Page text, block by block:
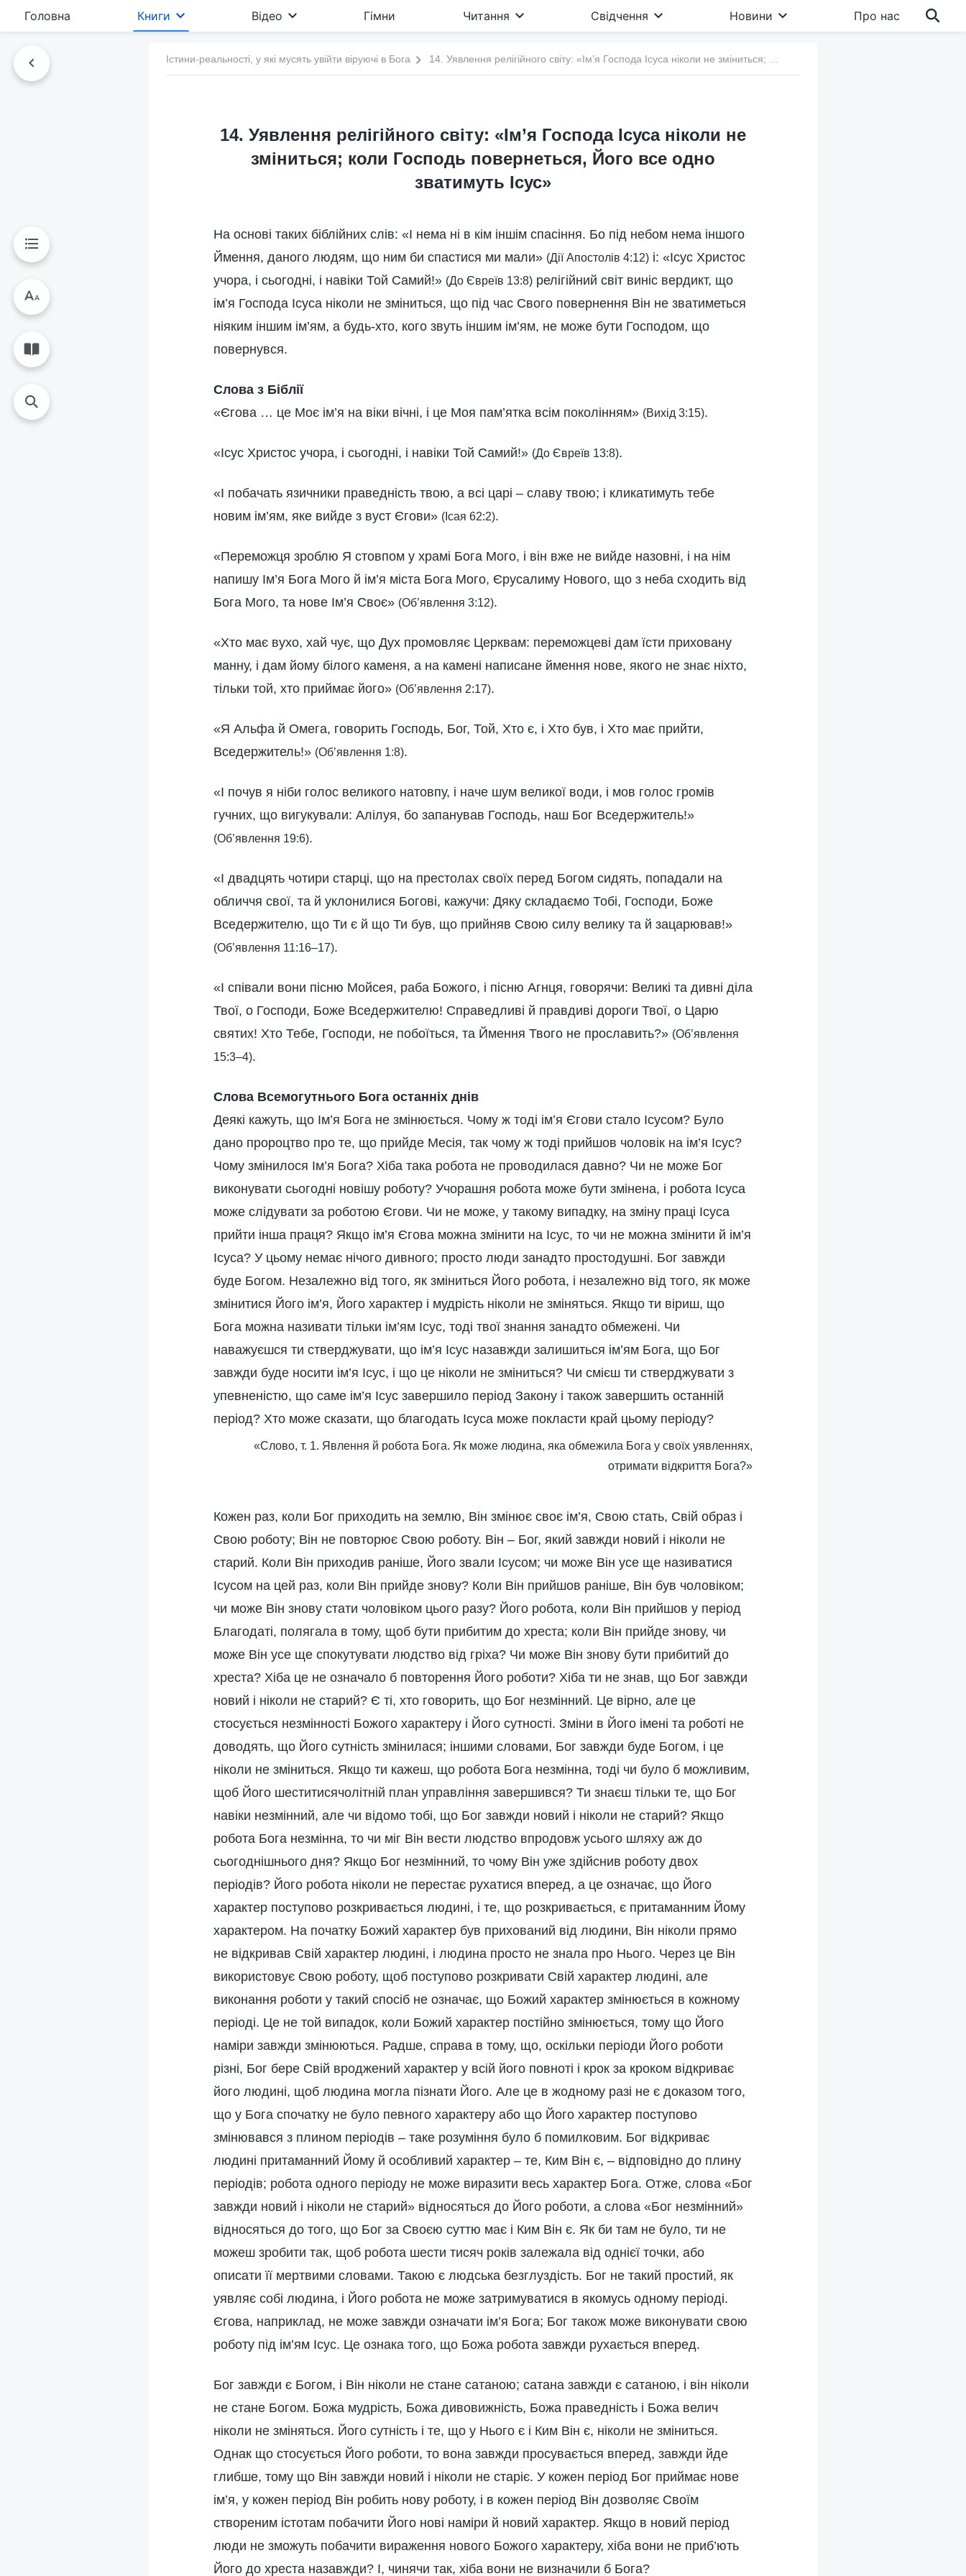
Головна Книги Відео Гімни Читання Свідчення Новини Про нас
Істини-реальності, у які мусять увійти віруючі в Бога
14. Уявлення релігійного світу: «Ім’я Господа Ісуса ніколи не
зміниться; коли Господь повернеться, Його все одно
зватимуть Ісус»
На основі таких біблійних слів: «І нема ні в кім іншім спасіння. Бо під небом нема іншого
Ймення, даного людям, що ним би спастися ми мали» (Дії Апостолів 4:12) і: «Ісус Христос
учора, і сьогодні, і навіки Той Самий!» (До Євреїв 13:8) релігійний світ виніс вердикт, що
ім’я Господа Ісуса ніколи не зміниться, що під час Свого повернення Він не зватиметься
ніяким іншим ім’ям, а будь-хто, кого звуть іншим ім’ям, не може бути Господом, що
повернувся.
Слова з Біблії
«Єгова … це Моє ім’я на віки вічні, і це Моя пам’ятка всім поколінням» (Вихід 3:15).
«Ісус Христос учора, і сьогодні, і навіки Той Самий!» (До Євреїв 13:8).
«І побачать язичники праведність твою, а всі царі – славу твою; і кликатимуть тебе
новим ім’ям, яке вийде з вуст Єгови» (Ісая 62:2).
«Переможця зроблю Я стовпом у храмі Бога Мого, і він вже не вийде назовні, і на нім
напишу Ім’я Бога Мого й ім’я міста Бога Мого, Єрусалиму Нового, що з неба сходить від
Бога Мого, та нове Ім’я Своє» (Об’явлення 3:12).
«Хто має вухо, хай чує, що Дух промовляє Церквам: переможцеві дам їсти приховану
манну, і дам йому білого каменя, а на камені написане ймення нове, якого не знає ніхто,
тільки той, хто приймає його» (Об’явлення 2:17).
«Я Альфа й Омега, говорить Господь, Бог, Той, Хто є, і Хто був, і Хто має прийти,
Вседержитель!» (Об’явлення 1:8).
«І почув я ніби голос великого натовпу, і наче шум великої води, і мов голос громів
гучних, що вигукували: Алілуя, бо запанував Господь, наш Бог Вседержитель!»
(Об’явлення 19:6).
«І двадцять чотири старці, що на престолах своїх перед Богом сидять, попадали на
обличчя свої, та й уклонилися Богові, кажучи: Дяку складаємо Тобі, Господи, Боже
Вседержителю, що Ти є й що Ти був, що прийняв Свою силу велику та й зацарював!»
(Об’явлення 11:16–17).
«І співали вони пісню Мойсея, раба Божого, і пісню Агнця, говорячи: Великі та дивні діла
Твої, о Господи, Боже Вседержителю! Справедливі й правдиві дороги Твої, о Царю
святих! Хто Тебе, Господи, не побоїться, та Ймення Твого не прославить?» (Об’явлення
15:3–4).
Слова Всемогутнього Бога останніх днів
Деякі кажуть, що Ім’я Бога не змінюється. Чому ж тоді ім’я Єгови стало Ісусом? Було
дано пророцтво про те, що прийде Месія, так чому ж тоді прийшов чоловік на ім’я Ісус?
Чому змінилося Ім’я Бога? Хіба така робота не проводилася давно? Чи не може Бог
виконувати сьогодні новішу роботу? Учорашня робота може бути змінена, і робота Ісуса
може слідувати за роботою Єгови. Чи не може, у такому випадку, на зміну праці Ісуса
прийти інша праця? Якщо ім’я Єгова можна змінити на Ісус, то чи не можна змінити й ім’я
Ісуса? У цьому немає нічого дивного; просто люди занадто простодушні. Бог завжди
буде Богом. Незалежно від того, як зміниться Його робота, і незалежно від того, як може
змінитися Його ім’я, Його характер і мудрість ніколи не зміняться. Якщо ти віриш, що
Бога можна називати тільки ім’ям Ісус, тоді твої знання занадто обмежені. Чи
наважуєшся ти стверджувати, що ім’я Ісус назавжди залишиться ім’ям Бога, що Бог
завжди буде носити ім’я Ісус, і що це ніколи не зміниться? Чи смієш ти стверджувати з
упевненістю, що саме ім’я Ісус завершило період Закону і також завершить останній
період? Хто може сказати, що благодать Ісуса може покласти край цьому періоду?
«Слово, т. 1. Явлення й робота Бога. Як може людина, яка обмежила Бога у своїх уявленнях,
отримати відкриття Бога?»
Кожен раз, коли Бог приходить на землю, Він змінює своє ім’я, Свою стать, Свій образ і
Свою роботу; Він не повторює Свою роботу. Він – Бог, який завжди новий і ніколи не
старий. Коли Він приходив раніше, Його звали Ісусом; чи може Він усе ще називатися
Ісусом на цей раз, коли Він прийде знову? Коли Він прийшов раніше, Він був чоловіком;
чи може Він знову стати чоловіком цього разу? Його робота, коли Він прийшов у період
Благодаті, полягала в тому, щоб бути прибитим до хреста; коли Він прийде знову, чи
може Він усе ще спокутувати людство від гріха? Чи може Він знову бути прибитий до
хреста? Хіба це не означало б повторення Його роботи? Хіба ти не знав, що Бог завжди
новий і ніколи не старий? Є ті, хто говорить, що Бог незмінний. Це вірно, але це
стосується незмінності Божого характеру і Його сутності. Зміни в Його імені та роботі не
доводять, що Його сутність змінилася; іншими словами, Бог завжди буде Богом, і це
ніколи не зміниться. Якщо ти кажеш, що робота Бога незмінна, тоді чи було б можливим,
щоб Його шеститисячолітній план управління завершився? Ти знаєш тільки те, що Бог
навіки незмінний, але чи відомо тобі, що Бог завжди новий і ніколи не старий? Якщо
робота Бога незмінна, то чи міг Він вести людство впродовж усього шляху аж до
сьогоднішнього дня? Якщо Бог незмінний, то чому Він уже здійснив роботу двох
періодів? Його робота ніколи не перестає рухатися вперед, а це означає, що Його
характер поступово розкривається людині, і те, що розкривається, є притаманним Йому
характером. На початку Божий характер був прихований від людини, Він ніколи прямо
не відкривав Свій характер людині, і людина просто не знала про Нього. Через це Він
використовує Свою роботу, щоб поступово розкривати Свій характер людині, але
виконання роботи у такий спосіб не означає, що Божий характер змінюється в кожному
періоді. Це не той випадок, коли Божий характер постійно змінюється, тому що Його
наміри завжди змінюються. Радше, справа в тому, що, оскільки періоди Його роботи
різні, Бог бере Свій вроджений характер у всій його повноті і крок за кроком відкриває
його людині, щоб людина могла пізнати Його. Але це в жодному разі не є доказом того,
що у Бога спочатку не було певного характеру або що Його характер поступово
змінювався з плином періодів – таке розуміння було б помилковим. Бог відкриває
людині притаманний Йому й особливий характер – те, Ким Він є, – відповідно до плину
періодів; робота одного періоду не може виразити весь характер Бога. Отже, слова «Бог
завжди новий і ніколи не старий» відносяться до Його роботи, а слова «Бог незмінний»
відносяться до того, що Бог за Своєю суттю має і Ким Він є. Як би там не було, ти не
можеш зробити так, щоб робота шести тисяч років залежала від однієї точки, або
описати її мертвими словами. Такою є людська безглуздість. Бог не такий простий, як
уявляє собі людина, і Його робота не може затримуватися в якомусь одному періоді.
Єгова, наприклад, не може завжди означати ім’я Бога; Бог також може виконувати свою
роботу під ім’ям Ісус. Це ознака того, що Божа робота завжди рухається вперед.
Бог завжди є Богом, і Він ніколи не стане сатаною; сатана завжди є сатаною, і він ніколи
не стане Богом. Божа мудрість, Божа дивовижність, Божа праведність і Божа велич
ніколи не зміняться. Його сутність і те, що у Нього є і Ким Він є, ніколи не зміниться.
Однак що стосується Його роботи, то вона завжди просувається вперед, завжди йде
глибше, тому що Він завжди новий і ніколи не старіє. У кожен період Бог приймає нове
ім’я, у кожен період Він робить нову роботу, і в кожен період Він дозволяє Своїм
створеним істотам побачити Його нові наміри й новий характер. Якщо в новий період
люди не зможуть побачити вираження нового Божого характеру, хіба вони не приб’ють
Його до хреста назавжди? І, чинячи так, хіба вони не визначили б Бога?